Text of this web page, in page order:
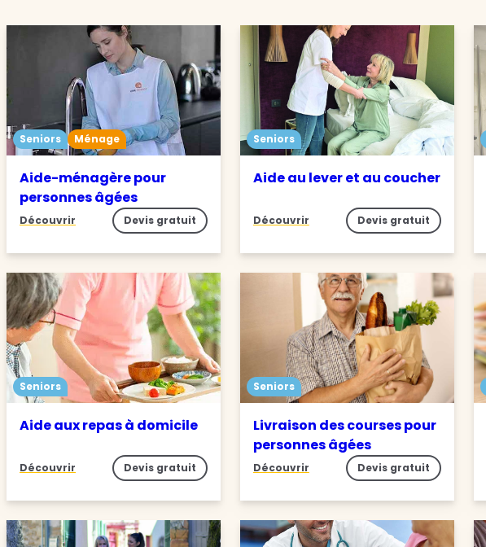
Seniors Ménage
Aide-ménagère pour
personnes âgées
Découvrir Devis gratuit
Seniors
Aide au lever et au coucher
Découvrir Devis gratuit
Seniors
Aide aux repas à domicile
Découvrir Devis gratuit
Seniors
Livraison des courses pour
personnes âgées
Découvrir Devis gratuit